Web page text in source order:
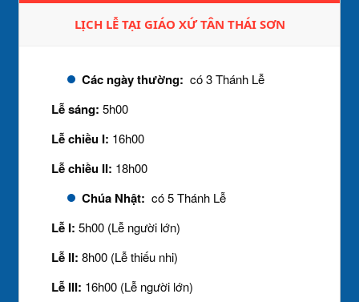
LỊCH LỄ TẠI GIÁO XỨ TÂN THÁI SƠN
Các ngày thường: có 3 Thánh Lễ
Lễ sáng: 5h00
Lễ chiều I: 16h00
Lễ chiều II: 18h00
Chúa Nhật: có 5 Thánh Lễ
Lễ I: 5h00 (Lễ người lớn)
Lễ II: 8h00 (Lễ thiếu nhi)
Lễ III: 16h00 (Lễ người lớn)